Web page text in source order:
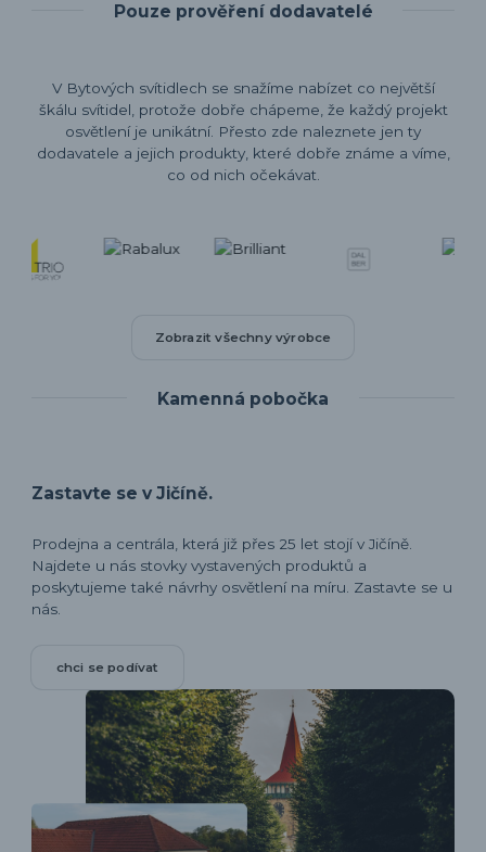
Pouze prověření dodavatelé
V Bytových svítidlech se snažíme nabízet co největší
škálu svítidel, protože dobře chápeme, že každý projekt
osvětlení je unikátní. Přesto zde naleznete jen ty
dodavatele a jejich produkty, které dobře známe a víme,
co od nich očekávat.
Zobrazit všechny výrobce
Kamenná pobočka
Zastavte se v Jičíně.
Prodejna a centrála, která již přes 25 let stojí v Jičíně.
Najdete u nás stovky vystavených produktů a
poskytujeme také návrhy osvětlení na míru. Zastavte se u
nás.
chci se podívat